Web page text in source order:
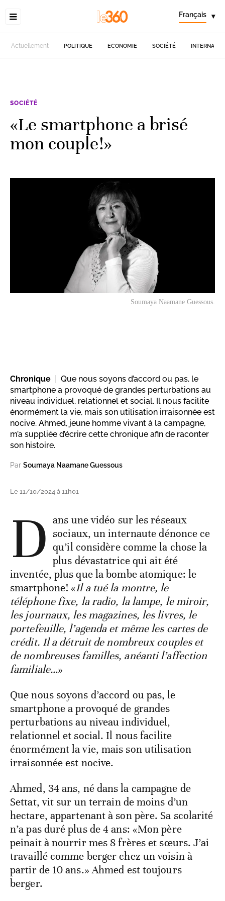
Français ▾
Actuellement POLITIQUE ECONOMIE SOCIÉTÉ
SOCIÉTÉ
«Le smartphone a brisé
mon couple!»
Soumaya Naamane Guessous.
Chronique
Que nous soyons d’accord ou pas, le
smartphone a provoqué de grandes perturbations au
niveau individuel, relationnel et social. Il nous facilite
énormément la vie, mais son utilisation irraisonnée est
nocive. Ahmed, jeune homme vivant à la campagne,
m’a suppliée d’écrire cette chronique afin de raconter
son histoire.
Par Soumaya Naamane Guessous
Le 11/10/2024 à 11h01
D ans une vidéo sur les réseaux
sociaux, un internaute dénonce ce
qu’il considère comme la chose la
plus dévastatrice qui ait été
inventée, plus que la bombe atomique: le
smartphone! «Il a tué la montre, le
téléphone fixe, la radio, la lampe, le miroir,
les journaux, les magazines, les livres, le
portefeuille, l’agenda et même les cartes de
crédit. Il a détruit de nombreux couples et
de nombreuses familles, anéanti l’affection
familiale…»
Que nous soyons d’accord ou pas, le
smartphone a provoqué de grandes
perturbations au niveau individuel,
relationnel et social. Il nous facilite
énormément la vie, mais son utilisation
irraisonnée est nocive.
Ahmed, 34 ans, né dans la campagne de
Settat, vit sur un terrain de moins d’un
hectare, appartenant à son père. Sa scolarité
n’a pas duré plus de 4 ans: «Mon père
peinait à nourrir mes 8 frères et sœurs. J’ai
travaillé comme berger chez un voisin à
partir de 10 ans.» Ahmed est toujours
berger.